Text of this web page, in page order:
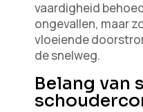
vaardigheid
ongevallen, maar
vloeiende
de snelweg.
Belang van